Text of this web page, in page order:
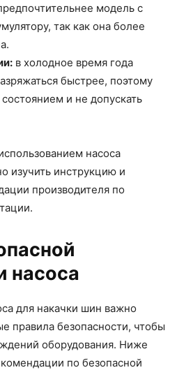
модель с
так как она более
в холодное время года
быстрее, поэтому
и не допускать
насоса
изучить инструкцию и
производителя по
насоса
для накачки шин важно
правила безопасности, чтобы
оборудования. Ниже
по безопасной